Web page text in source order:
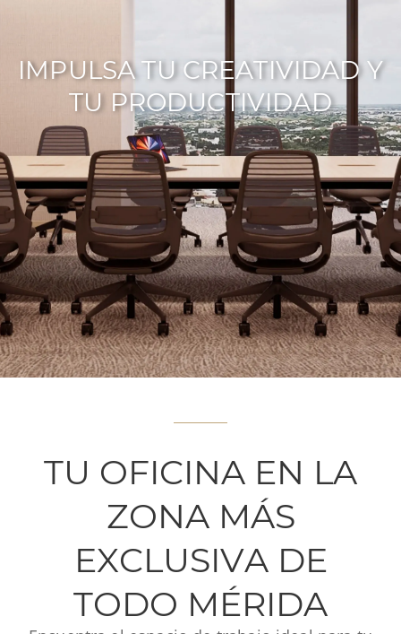
IMPULSA TU CREATIVIDAD Y
TU PRODUCTIVIDAD
TU OFICINA EN LA
ZONA MÁS
EXCLUSIVA DE
TODO MÉRIDA